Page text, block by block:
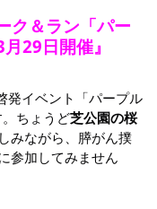
29日開催』
発イベント「パープル
ちょうど芝公園の桜
みながら、膵がん撲
参加してみません